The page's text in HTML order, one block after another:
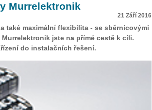
Murrelektronik
21 Září 2016
také maximální flexibilita - se sběrnicovými
jste na přímé cestě k cíli.
do instalačních řešení.